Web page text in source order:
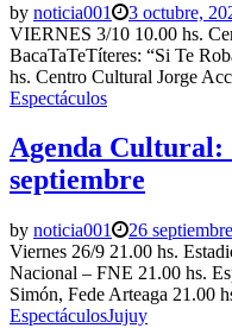
by noticia001 3 octubre,
VIERNES 3/10 10.00 hs.
BacaTaTeTíteres: “Si Te
hs. Centro Cultural Jorge
Espectáculos
Agenda Cultural:
septiembre
by noticia001 26
Viernes 26/9 21.00 hs.
Nacional – FNE 21.00 hs.
Simón, Fede Arteaga 21.00
EspectáculosJujuy